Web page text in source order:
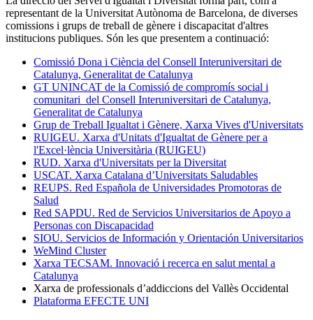
representant de la Universitat Autònoma de Barcelona, de diverses
comissions i grups de treball de gènere i discapacitat d'altres
institucions publiques. Són les que presentem a continuació:
Comissió Dona i Ciència del Consell Interuniversitari de
Catalunya, Generalitat de Catalunya
GT UNINCAT de la Comissió de compromís social i
comunitari del Consell Interuniversitari de Catalunya,
Generalitat de Catalunya
Grup de Treball Igualtat i Gènere, Xarxa Vives d'Universitats
RUIGEU. Xarxa d'Unitats d'Igualtat de Gènere per a
l'Excel·lència Universitària (RUIGEU)
RUD. Xarxa d'Universitats per la Diversitat
USCAT. Xarxa Catalana d’Universitats Saludables
REUPS. Red Española de Universidades Promotoras de
Salud
Red SAPDU. Red de Servicios Universitarios de Apoyo a
Personas con Discapacidad
SIOU. Servicios de Información y Orientación Universitarios
WeMind Cluster
Xarxa TECSAM. Innovació i recerca en salut mental a
Catalunya
Xarxa de professionals d’addiccions del Vallès Occidental
Plataforma EFECTE UNI